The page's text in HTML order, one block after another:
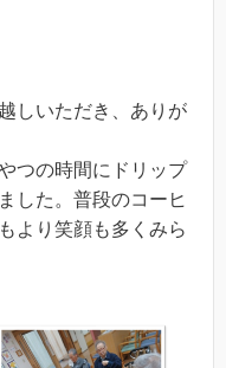
しいただき、ありが
つの時間にドリップ
した。普段のコーヒ
より笑顔も多くみら